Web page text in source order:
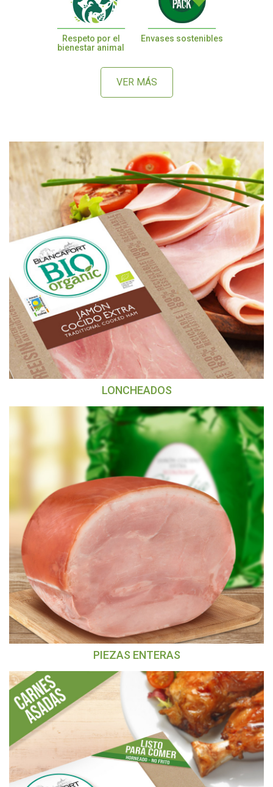
Respeto por el
bienestar animal
Envases sostenibles
VER MÁS
LONCHEADOS
PIEZAS ENTERAS